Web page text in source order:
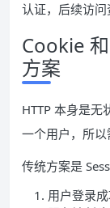
认证，后续访问
Cookie
方案
HTTP 本身是无
一个用户，所以
传统方案是
用户登录成